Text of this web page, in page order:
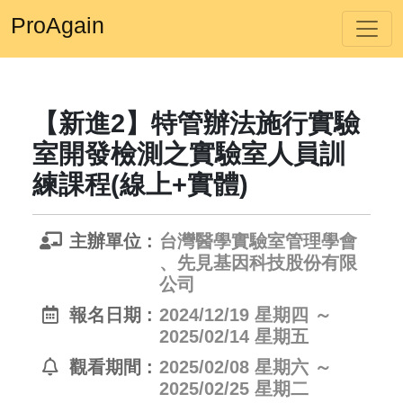
ProAgain
【新進2】特管辦法施行實驗
室開發檢測之實驗室人員訓
練課程(線上+實體)
主辦單位 : 台灣醫學實驗室管理學會
、先見基因科技股份有限
公司
報名日期 : 2024/12/19 星期四 ～
2025/02/14 星期五
觀看期間 : 2025/02/08 星期六 ～
2025/02/25 星期二